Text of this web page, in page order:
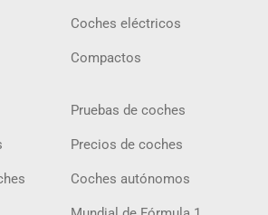
Coches eléctricos
Compactos
Pruebas de coches
Precios de coches
Coches autónomos